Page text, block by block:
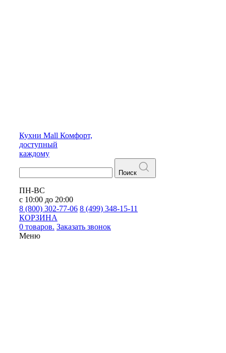
Кухни Mall Комфорт,
доступный
каждому
Поиск
ПН-ВС
с 10:00 до 20:00
8 (800) 302-77-06 8 (499) 348-15-11
КОРЗИНА
0 товаров. Заказать звонок
Меню